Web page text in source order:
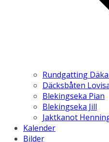
Rundgatting
Däcksbåten
Blekingseka Pian
Blekingseka Jill
Jaktkanot
Kalender
Bilder